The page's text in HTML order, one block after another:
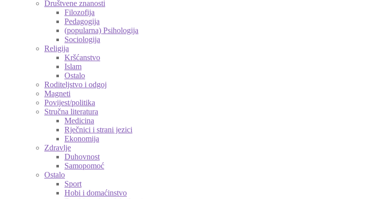
Društvene znanosti
Filozofija
Pedagogija
(popularna) Psihologija
Sociologija
Religija
Kršćanstvo
Islam
Ostalo
Roditeljstvo i odgoj
Magneti
Povijest/politika
Stručna literatura
Medicina
Rječnici i strani jezici
Ekonomija
Zdravlje
Duhovnost
Samopomoć
Ostalo
Sport
Hobi i domaćinstvo